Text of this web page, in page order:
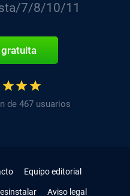
7/8/10/11
de 467 usuarios
Equipo editorial
Aviso legal